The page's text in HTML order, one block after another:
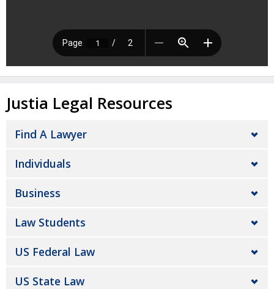
Justia Legal Resources
Find A Lawyer
Individuals
Business
Law Students
US Federal Law
US State Law